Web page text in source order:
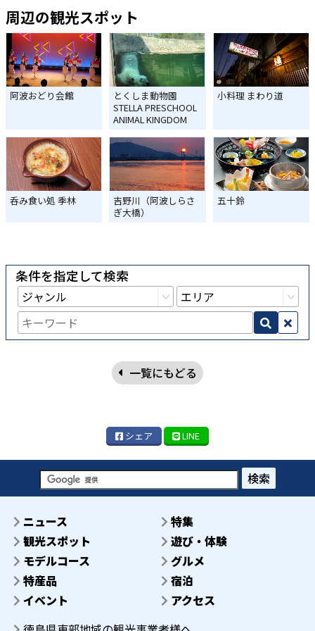
周辺の観光スポット
阿波おどり会館
とくしま動物園
STELLA PRESCHOOL
ANIMAL KINGDOM
小料理 まわり道
呑み食い処 季林
吉野川（阿波しらさ
ぎ大橋）
五十鈴
条件を指定して検索
一覧にもどる
シェア LINE
検索
ニュース
特集
観光スポット
遊び・体験
モデルコース
グルメ
特産品
宿泊
イベント
アクセス